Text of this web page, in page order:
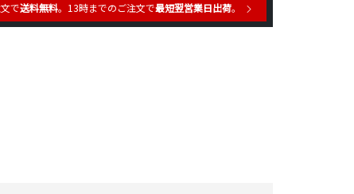
で送料無料。13時までのご注文で最短翌営業日出荷。